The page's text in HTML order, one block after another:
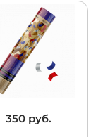
350 руб.